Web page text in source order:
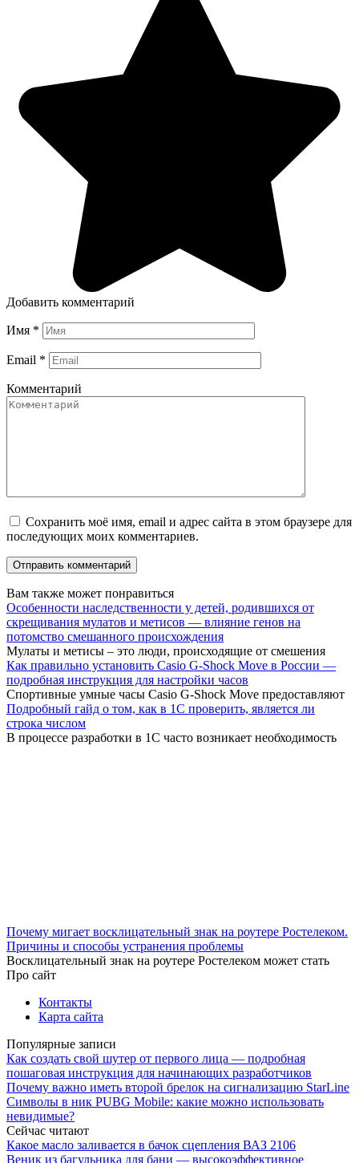
Добавить комментарий
Имя *
Email *
Комментарий
Сохранить моё имя, email и адрес сайта в этом браузере для
последующих моих комментариев.
Вам также может понравиться
Особенности наследственности у детей, родившихся от
скрещивания мулатов и метисов — влияние генов на
потомство смешанного происхождения
Мулаты и метисы – это люди, происходящие от смешения
Как правильно установить Casio G-Shock Move в России —
подробная инструкция для настройки часов
Спортивные умные часы Casio G-Shock Move предоставляют
Подробный гайд о том, как в 1С проверить, является ли
строка числом
В процессе разработки в 1С часто возникает необходимость
Почему мигает восклицательный знак на роутере Ростелеком.
Причины и способы устранения проблемы
Восклицательный знак на роутере Ростелеком может стать
Про сайт
Контакты
Карта сайта
Популярные записи
Как создать свой шутер от первого лица — подробная
пошаговая инструкция для начинающих разработчиков
Почему важно иметь второй брелок на сигнализацию StarLine
Символы в ник PUBG Mobile: какие можно использовать
невидимые?
Сейчас читают
Какое масло заливается в бачок сцепления ВАЗ 2106
Веник из багульника для бани — высокоэффективное